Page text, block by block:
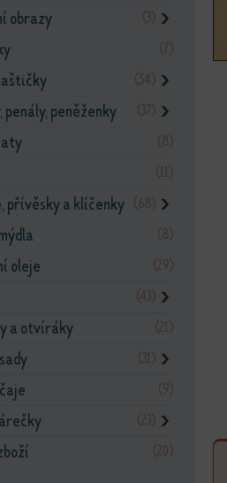
obrazy (3) ❯
(7)
(54) ❯
penály, peněženky (37) ❯
(8)
(11)
přívěsky a klíčenky (68) ❯
(8)
oleje (29)
(43) ❯
a otvíráky (21)
(31) ❯
(9)
(23) ❯
(20)